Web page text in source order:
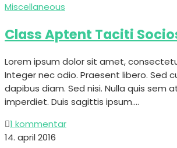
Miscellaneous
Class Aptent Taciti
Lorem ipsum dolor sit amet,
Integer nec odio. Praesent libero. Sed
dapibus diam. Sed nisi. Nulla quis sem
imperdiet. Duis sagittis ipsum.…
1 kommentar
14. april 2016